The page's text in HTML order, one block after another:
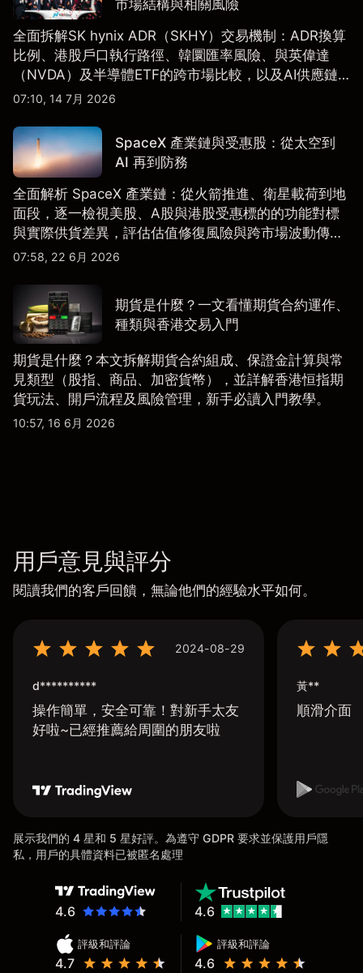
市場結構與相關風險
全面拆解SK hynix ADR（SKHY）交易機制：ADR換算
比例、港股戶口執行路徑、韓圜匯率風險、與英偉達
（NVDA）及半導體ETF的跨市場比較，以及AI供應鏈
配置框架，適合香港及亞洲投資者參考。
07:10, 14 7月 2026
SpaceX 產業鏈與受惠股：從太空到
AI 再到防務
全面解析 SpaceX 產業鏈：從火箭推進、衛星載荷到地
面段，逐一檢視美股、A股與港股受惠標的的功能對標
與實際供貨差異，評估估值修復風險與跨市場波動傳
導。
07:58, 22 6月 2026
期貨是什麼？一文看懂期貨合約運作、
種類與香港交易入門
期貨是什麼？本文拆解期貨合約組成、保證金計算與常
見類型（股指、商品、加密貨幣），並詳解香港恒指期
貨玩法、開戶流程及風險管理，新手必讀入門教學。
10:57, 16 6月 2026
用戶意見與評分
閱讀我們的客戶回饋，無論他們的經驗水平如何。
2024-08-29
d**********
操作簡單，安全可靠！對新手太友
好啦~已經推薦給周圍的朋友啦
黃**
順滑介面
展示我們的 4 星和 5 星好評。為遵守 GDPR 要求並保護用戶隱
私，用戶的具體資料已被匿名處理
4.6
評級和評論
4.7
評級和評論
4.6
4.6